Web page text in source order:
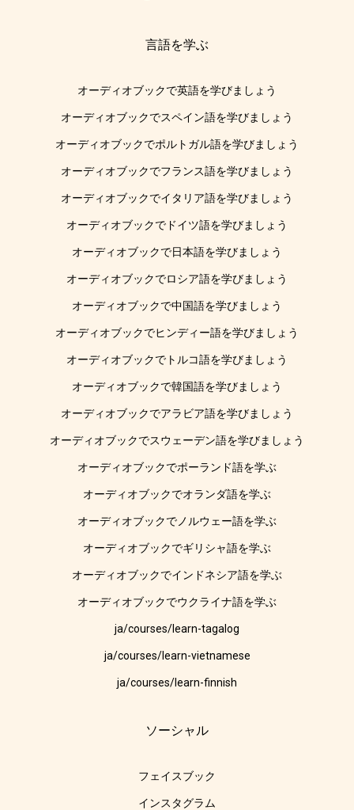
言語を学ぶ
オーディオブックで英語を学びましょう
オーディオブックでスペイン語を学びましょう
オーディオブックでポルトガル語を学びましょう
オーディオブックでフランス語を学びましょう
オーディオブックでイタリア語を学びましょう
オーディオブックでドイツ語を学びましょう
オーディオブックで日本語を学びましょう
オーディオブックでロシア語を学びましょう
オーディオブックで中国語を学びましょう
オーディオブックでヒンディー語を学びましょう
オーディオブックでトルコ語を学びましょう
オーディオブックで韓国語を学びましょう
オーディオブックでアラビア語を学びましょう
オーディオブックでスウェーデン語を学びましょう
オーディオブックでポーランド語を学ぶ
オーディオブックでオランダ語を学ぶ
オーディオブックでノルウェー語を学ぶ
オーディオブックでギリシャ語を学ぶ
オーディオブックでインドネシア語を学ぶ
オーディオブックでウクライナ語を学ぶ
ja/courses/learn-tagalog
ja/courses/learn-vietnamese
ja/courses/learn-finnish
ソーシャル
フェイスブック
インスタグラム